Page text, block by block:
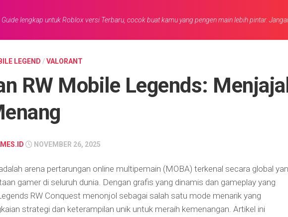
Guide lengkap untuk Roblox versi Terbaru, cocok buat kamu yang pengen main lebih pintar.
LEGEND /VALORANT
RW Mobile Legends:
NOVEMBER 26, 2025
arena pertarungan online multipemain (MOBA) terkenal secara global
gamer di seluruh dunia. Dengan grafis yang dinamis dan gameplay yang
RW Conquest menonjol sebagai salah satu mode menarik yang
strategi dan keterampilan unik untuk meraih kemenangan. Artikel ini